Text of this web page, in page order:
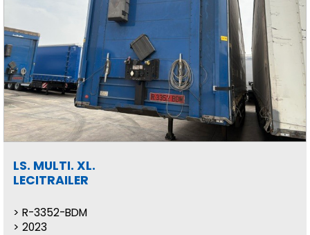
LS. MULTI. XL.
LECITRAILER
R-3352-BDM
2023